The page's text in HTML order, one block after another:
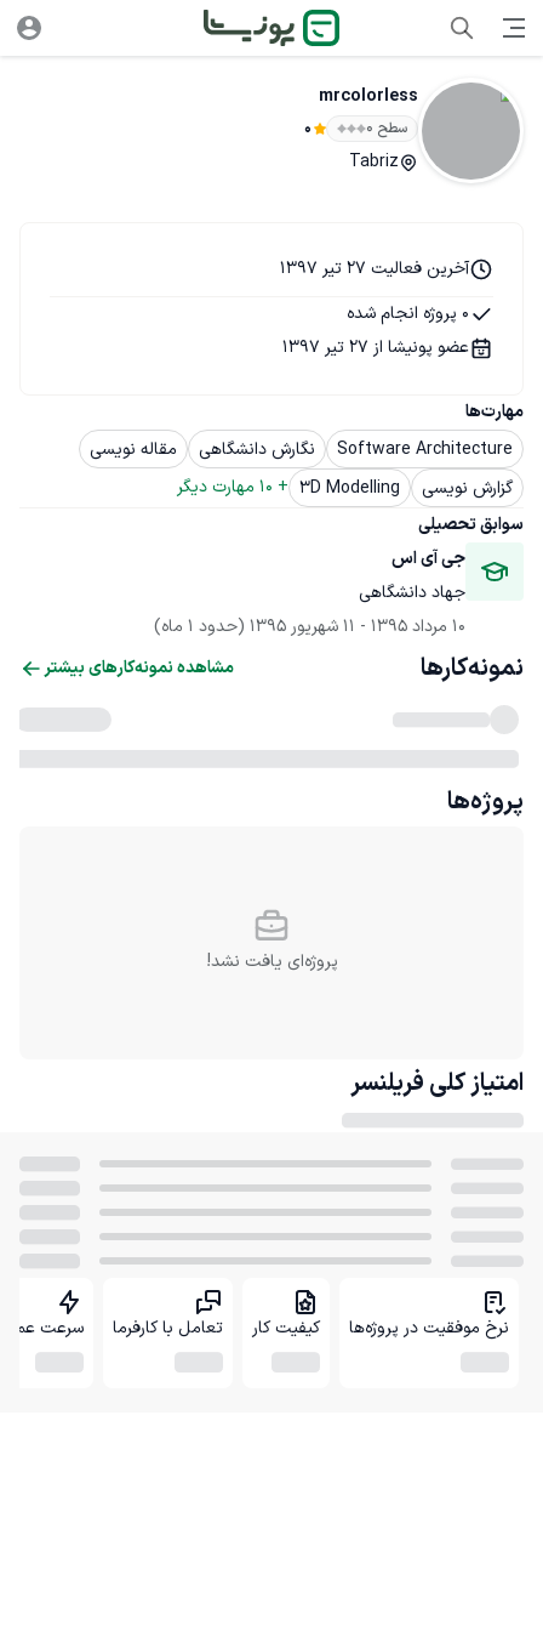
mrcolorless
سطح ۰ 0
Tabriz
مهارت‌ها
Software Architecture
نگارش دانشگاهی
مقاله نویسی
گزارش نویسی
3D Modelling
+
10 مهارت دیگر
سوابق تحصیلی
جی آی اس
جهاد دانشگاهی
10 مرداد 1395
- 11 شهریور 1395 (حدود 1 ماه)
آخرین فعالیت 27 تیر 1397
0 پروژه انجام شده
عضو پونیشا از 27 تیر 1397
نمونه‌کارها مشاهده نمونه‌کارهای بیشتر
پروژه‌ها
پروژه‌ای یافت نشد!
امتیاز کلی فریلنسر
نرخ موفقیت در پروژه‌ها کیفیت کار تعامل با کارفرما سرعت عمل